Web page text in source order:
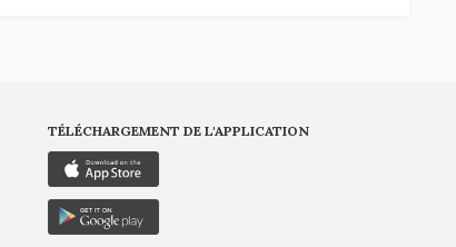
TÉLÉCHARGEMENT DE L'APPLICATION